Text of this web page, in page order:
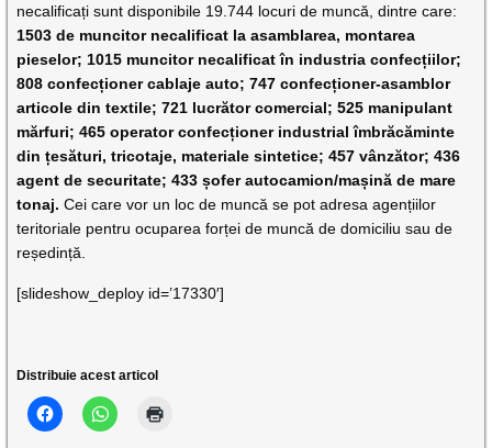
necalificați sunt disponibile 19.744 locuri de muncă, dintre care:
1503 de muncitor necalificat la asamblarea, montarea
pieselor; 1015 muncitor necalificat în industria confecțiilor;
808 confecționer cablaje auto; 747 confecționer-asamblor
articole din textile; 721 lucrător comercial; 525 manipulant
mărfuri; 465 operator confecționer industrial îmbrăcăminte
din țesături, tricotaje, materiale sintetice; 457 vânzător; 436
agent de securitate; 433 șofer autocamion/mașină de mare
tonaj. Cei care vor un loc de muncă se pot adresa agențiilor
teritoriale pentru ocuparea forței de muncă de domiciliu sau de
reședință.
[slideshow_deploy id=’17330′]
Distribuie acest articol